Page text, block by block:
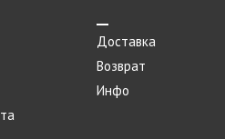
Доставка
Возврат
Инфо